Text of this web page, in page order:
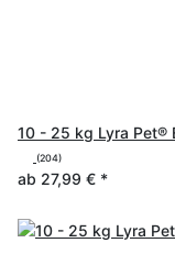
10 - 25 kg Lyra Pet®
(204)
ab 27,99 € *